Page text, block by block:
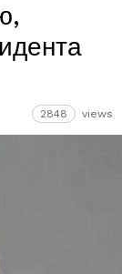
2848 views